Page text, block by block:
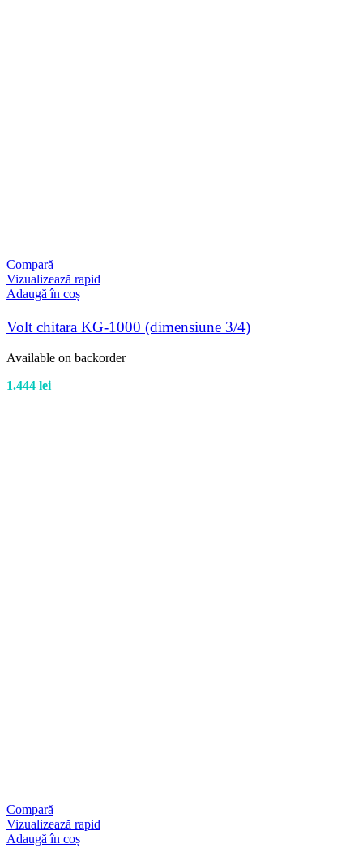
Compară
Vizualizează rapid
Adaugă în coș
Volt chitara KG-1000 (dimensiune 3/4)
Available on backorder
1.444 lei
Compară
Vizualizează rapid
Adaugă în coș